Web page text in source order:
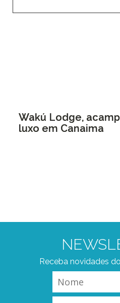
Wakú Lodge,
luxo em Canaima
Receba novidades